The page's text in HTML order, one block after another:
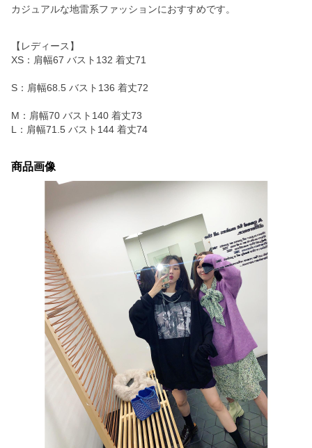
カジュアルな地雷系ファッションにおすすめです。
【レディース】
XS：肩幅67 バスト132 着丈71
S：肩幅68.5 バスト136 着丈72
M：肩幅70 バスト140 着丈73
L：肩幅71.5 バスト144 着丈74
商品画像